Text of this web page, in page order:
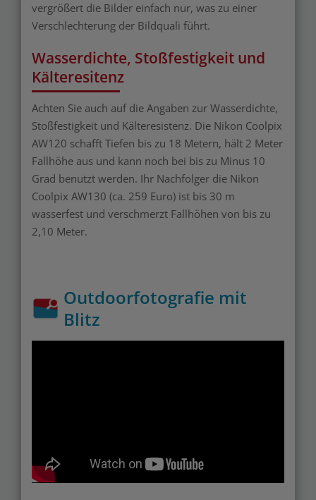
vergrößert die Bilder einfach nur, was zu einer
Verschlechterung der Bildquali führt.
Wasserdichte, Stoßfestigkeit und
Kälteresitenz
Achten Sie auch auf die Angaben zur Wasserdichte,
Stoßfestigkeit und Kälteresistenz. Die Nikon Coolpix
AW120 schafft Tiefen bis zu 18 Metern, hält 2 Meter
Fallhöhe aus und kann noch bei bis zu Minus 10
Grad benutzt werden. Ihr Nachfolger die Nikon
Coolpix AW130 (ca. 259 Euro) ist bis 30 m
wasserfest und verschmerzt Fallhöhen von bis zu
2,10 Meter.
Outdoorfotografie mit
Blitz